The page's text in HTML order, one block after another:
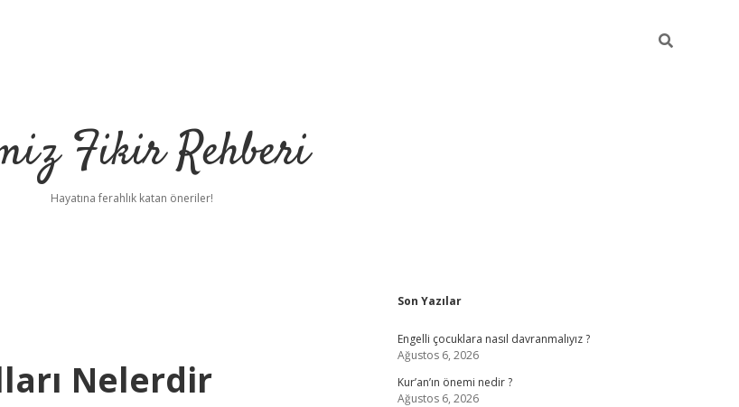
Fikir Rehberi
Hayatına ferahlık katan öneriler!
Nelerdir
Sidebar
Son Yazılar
Engelli çocuklara nasıl davranmalıyız ?
Ağustos 6, 2026
Kur’an’ın önemi nedir ?
Ağustos 6, 2026